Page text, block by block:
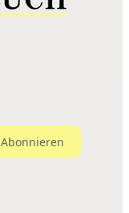
Abonnieren